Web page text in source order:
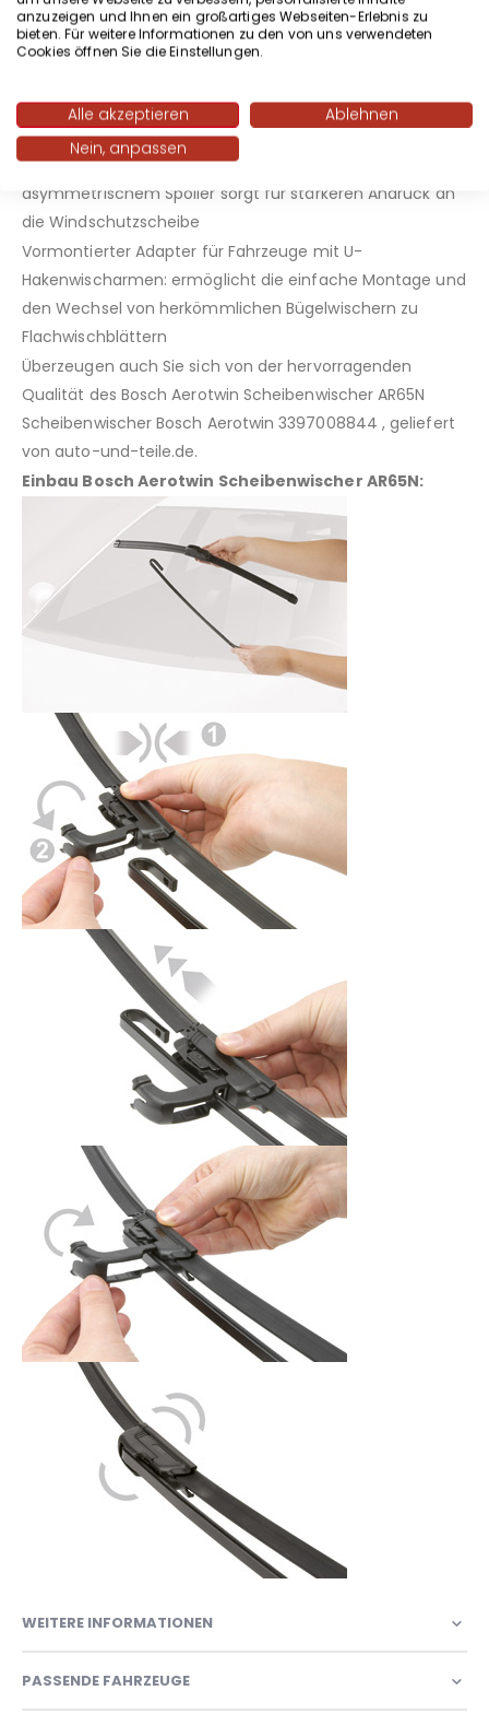
hartnäckigen Schmutz zu entfernen und eine
hervorragende, saubere und klare Sicht auf der
Schlankes glattes Design verhindert Eisansammlung: für
eine verbesserte Winterperformance
Schlankes, aerodynamisches Design mit
asymmetrischem Spoiler sorgt für stärkeren Andruck an
die Windschutzscheibe
Vormontierter Adapter für Fahrzeuge mit U-
Hakenwischarmen: ermöglicht die einfache Montage und
den Wechsel von herkömmlichen Bügelwischern zu
Flachwischblättern
Überzeugen auch Sie sich von der hervorragenden
Qualität des Bosch Aerotwin Scheibenwischer AR65N
Scheibenwischer Bosch Aerotwin 3397008844 , geliefert
von auto-und-teile.de.
Einbau Bosch Aerotwin Scheibenwischer AR65N:
WEITERE INFORMATIONEN
PASSENDE FAHRZEUGE
anzuzeigen und Ihnen ein großartiges Webseiten-Erlebnis zu
bieten. Für weitere Informationen zu den von uns verwendeten
Cookies öffnen Sie die Einstellungen.
Alle akzeptieren
Ablehnen
Nein, anpassen